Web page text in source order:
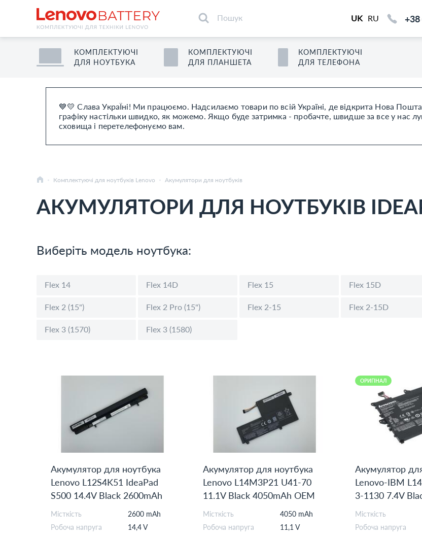
💙💛 Слава УкраЇні! Ми працюємо. Надсилаємо товари по всій Україні, де відкрита Нова
графіку настільки швидко, як можемо. Якщо буде затримка - пробачте, швидше за все у нас
сховища і перетелефонуємо вам.
UK RU +38
КОМПЛЕКТУЮЧІ
ДЛЯ
НОУТБУКА
КОМПЛЕКТУЮЧІ
ДЛЯ
ПЛАНШЕТА
КОМПЛЕКТУЮЧІ
ДЛЯ ТЕЛЕФОН А
Комплектуючі для ноутбуків Lenovo Акумулятори для ноутбуків
АКУМУЛЯТОРИ ДЛЯ НОУТБУКІВ
Виберіть модель ноутбука:
Flex 14 Flex 14D Flex 15 Flex 15D
Flex 2 (15") Flex 2 Pro (15") Flex 2-15 Flex 2-15D
Flex 3 (1570) Flex 3 (1580)
Акумулятор для ноутбука
Lenovo L12S4K51 IdeaPad
S500 14.4V Black 2600mAh
OEM
Місткість
2600 mAh
Робоча напруга
14,4 V
Акумулятор для ноутбука
Lenovo L14M3P21 U41-70
11.1V Black 4050mAh OEM
Місткість
4050 mAh
Робоча напруга
11,1 V
ОРИГІНАЛ
Акумулятор
Lenovo-IBM
3-1130 7.4V
Orig
Місткість
Робоча напруга